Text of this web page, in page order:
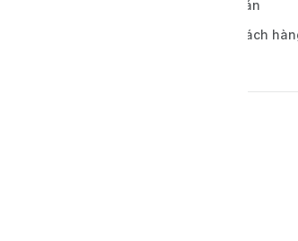
Chính sách thanh toán
Bảo mật thông tin khách